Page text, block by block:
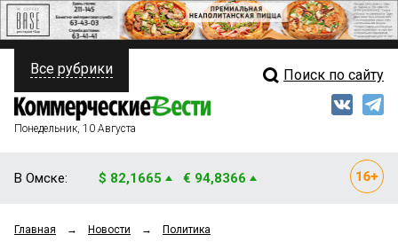
ПОЛИТИКА
ФИНАНСЫ
ОБЩЕСТВО
Свежий выпуск
Все рубрики Поиск по сайту
Понедельник, 10 Августа
В Омске: $ 82,1665 € 94,8366
Главная → Новости → Политика